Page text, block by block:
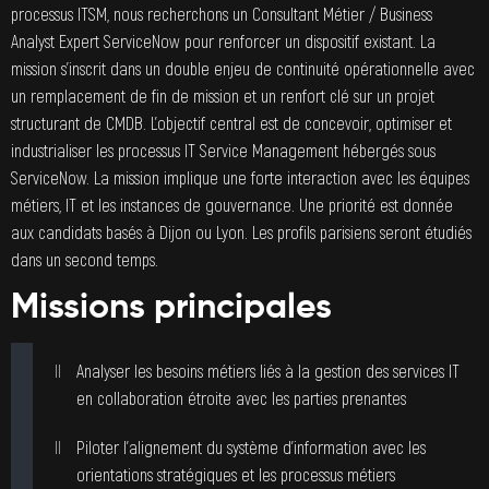
processus ITSM, nous recherchons un Consultant Métier / Business
Analyst Expert ServiceNow pour renforcer un dispositif existant. La
mission s’inscrit dans un double enjeu de continuité opérationnelle avec
un remplacement de fin de mission et un renfort clé sur un projet
structurant de CMDB. L’objectif central est de concevoir, optimiser et
industrialiser les processus IT Service Management hébergés sous
ServiceNow. La mission implique une forte interaction avec les équipes
métiers, IT et les instances de gouvernance. Une priorité est donnée
aux candidats basés à Dijon ou Lyon. Les profils parisiens seront étudiés
dans un second temps.
Missions principales
Analyser les besoins métiers liés à la gestion des services IT
en collaboration étroite avec les parties prenantes
Piloter l’alignement du système d’information avec les
orientations stratégiques et les processus métiers